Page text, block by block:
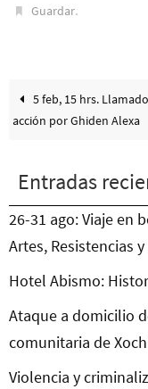
Guardar.
5 feb, 15 hrs.
acción por Ghiden Alexa
Entradas
26-31 ago: Viaje en
Artes, Resistencias
Hotel Abismo:
Ataque a domicilio
comunitaria de
Violencia y